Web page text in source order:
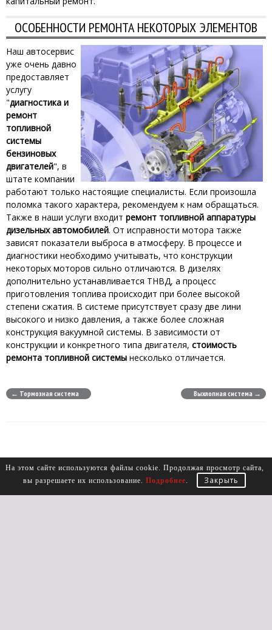
ОСОБЕННОСТИ РЕМОНТА НЕКОТОРЫХ ЭЛЕМЕНТОВ
Наш автосервис
уже очень давно
предоставляет
услугу
"диагностика и
ремонт
топливной
системы
бензиновых
двигателей", в
штате компании
работают только настоящие специалисты. Если произошла
поломка такого характера, рекомендуем к нам обращаться.
Также в наши услуги входит ремонт топливной аппаратуры
дизельных автомобилей. От исправности мотора также
зависят показатели выброса в атмосферу. В процессе и
диагностики необходимо учитывать, что конструкции
некоторых моторов сильно отличаются. В дизелях
дополнительно устанавливается ТНВД, а процесс
приготовления топлива происходит при более высокой
степени сжатия. В системе присутствует сразу две лини
высокого и низко давления, а также более сложная
конструкция вакуумной системы. В зависимости от
конструкции и конкретного типа двигателя, стоимость
ремонта топливной системы несколько отличается.
← Тормозная система Выхлопная система →
На этом сайте используются файлы cookie. Продолжая просмотр сайта,
вы разрешаете их использование. Подробнее. Закрыть